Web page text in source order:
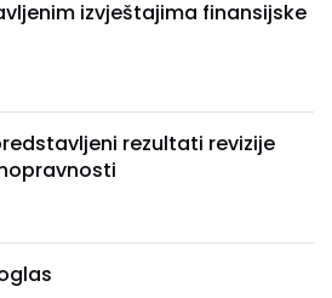
izvještajima finansijske
rezultati revizije